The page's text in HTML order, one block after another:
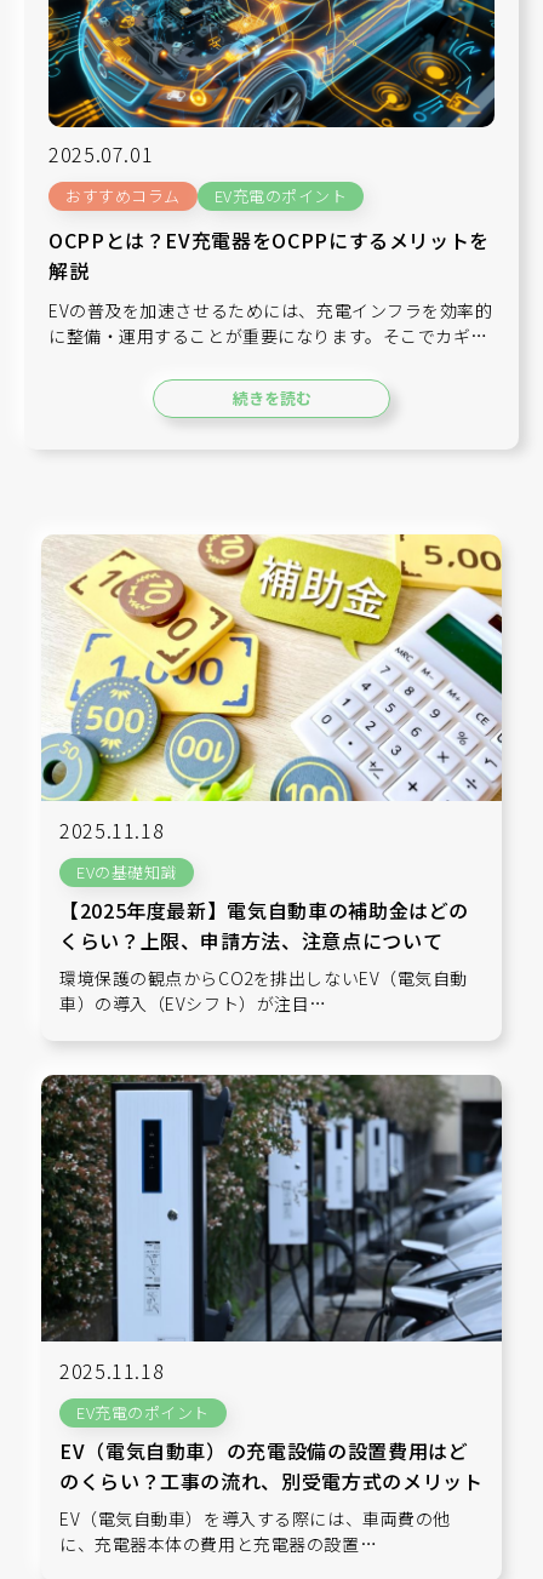
2025.07.01
おすすめコラム EV充電のポイント
OCPPとは？EV充電器をOCPPにするメリットを
解説
EVの普及を加速させるためには、充電インフラを効率的
に整備・運用することが重要になります。そこでカギを
信プロトコルであるOCPPです。本記事では、OCPPの
概要や機能、OCPPを採用するメリ…
続きを読む
2025.11.18
EVの基礎知識
【2025年度最新】電気自動車の補助金はどの
くらい？上限、申請方法、注意点について
環境保護の観点からCO2を排出しないEV（電気自動
車）の導入（EVシフト）が注目…
2025.11.18
EV充電のポイント
EV（電気自動車）の充電設備の設置費用はど
のくらい？工事の流れ、別受電方式のメリット
EV（電気自動車）を導入する際には、車両費の他
に、充電器本体の費用と充電器の設置…